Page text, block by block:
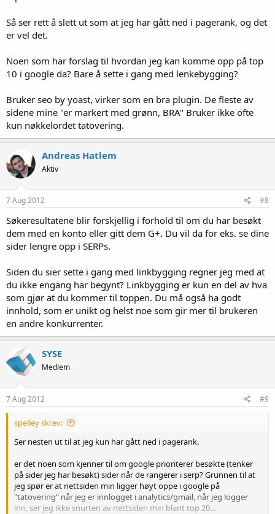
Så ser rett å slett ut som at jeg har gått ned i pagerank, og det
er vel det.
Noen som har forslag til hvordan jeg kan komme opp på top
10 i google da? Bare å sette i gang med lenkebygging?
Bruker seo by yoast, virker som en bra plugin. De fleste av
sidene mine "er markert med grønn, BRA" Bruker ikke ofte
kun nøkkelordet tatovering.
Andreas Hatlem
Aktiv
7 Aug 2012 #8
Søkeresultatene blir forskjellig i forhold til om du har besøkt
dem med en konto eller gitt dem G+. Du vil da for eks. se dine
sider lengre opp i SERPs.
Siden du sier sette i gang med linkbygging regner jeg med at
du ikke engang har begynt? Linkbygging er kun en del av hva
som gjør at du kommer til toppen. Du må også ha godt
innhold, som er unikt og helst noe som gir mer til brukeren
en andre konkurrenter.
SYSE
Medlem
7 Aug 2012 #9
spelley skrev:
Ser nesten ut til at jeg kun har gått ned i pagerank.
er det noen som kjenner til om google prioriterer besøkte (tenker
på sider jeg har besøkt) sider når de rangerer i serp? Grunnen til at
jeg spør er at nettsiden min ligger høyt oppe i google på
"tatovering" når jeg er innlogget i analytics/gmail, når jeg logger
inn, ser jeg ikke snurten av nettsiden min blant top 20...